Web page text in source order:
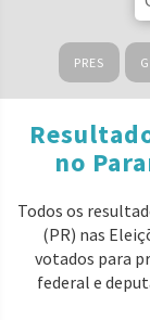
PRES
no
Todos os
(PR) nas
votados para
federal e